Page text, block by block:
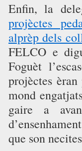
Enfin, la
projèctes
alprèp dels
FELCO e
Foguèt
projèctes èran
mond
gaire a
que son